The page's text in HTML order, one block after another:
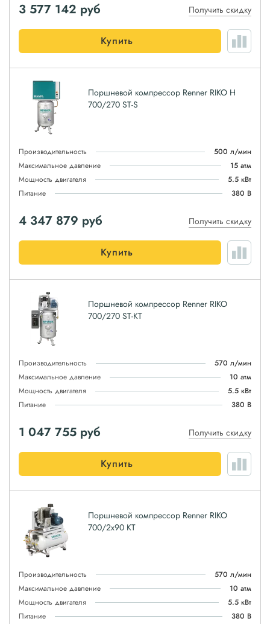
3 577 142 руб Получить скидку
Купить
Поршневой компрессор Renner RIKO H
700/270 ST-S
Производительность
500 л/мин
Максимальное давление
15 атм
Мощность двигателя
5.5 кВт
Питание
380 В
4 347 879 руб Получить скидку
Купить
Поршневой компрессор Renner RIKO
700/270 ST-KT
Производительность
570 л/мин
Максимальное давление
10 атм
Мощность двигателя
5.5 кВт
Питание
380 В
1 047 755 руб Получить скидку
Купить
Поршневой компрессор Renner RIKO
700/2x90 KT
Производительность
570 л/мин
Максимальное давление
10 атм
Мощность двигателя
5.5 кВт
Питание
380 В